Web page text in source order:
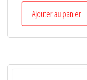
Ajouter au panier